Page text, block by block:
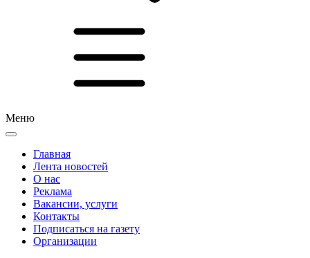
Меню
Главная
Лента новостей
О нас
Реклама
Вакансии, услуги
Контакты
Подписаться на газету
Организации